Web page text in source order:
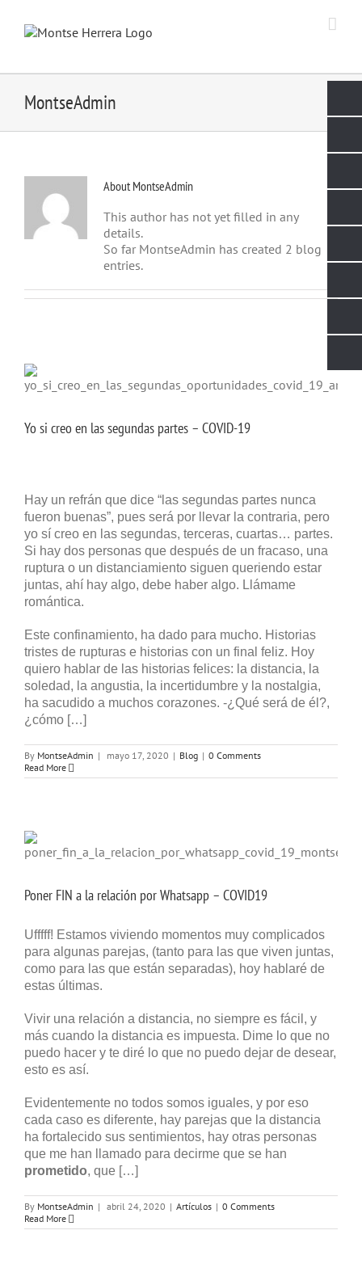
content
MontseAdmin
AboutMontseAdmin
This author has not yet filled in any
details.
So far MontseAdmin has created 2 blog
entries.
Yo si creo en las segundas partes – COVID-19
Hay un refrán que dice “las segundas partes nunca
fueron buenas”, pues será por llevar la contraria, pero
yo sí creo en las segundas, terceras, cuartas… partes.
Si hay dos personas que después de un fracaso, una
ruptura o un distanciamiento siguen queriendo estar
juntas, ahí hay algo, debe haber algo. Llámame
romántica.
Este confinamiento, ha dado para mucho. Historias
tristes de rupturas e historias con un final feliz. Hoy
quiero hablar de las historias felices: la distancia, la
soledad, la angustia, la incertidumbre y la nostalgia,
ha sacudido a muchos corazones. -¿Qué será de él?,
¿cómo […]
By MontseAdmin | mayo 17, 2020 | Blog | 0 Comments
Read More
Poner FIN a la relación por Whatsapp – COVID19
Ufffff! Estamos viviendo momentos muy complicados
para algunas parejas, (tanto para las que viven juntas,
como para las que están separadas), hoy hablaré de
estas últimas.
Vivir una relación a distancia, no siempre es fácil, y
más cuando la distancia es impuesta. Dime lo que no
puedo hacer y te diré lo que no puedo dejar de desear,
esto es así.
Evidentemente no todos somos iguales, y por eso
cada caso es diferente, hay parejas que la distancia
ha fortalecido sus sentimientos, hay otras personas
que me han llamado para decirme que se han
prometido, que […]
By MontseAdmin | abril 24, 2020 | Artículos | 0 Comments
Read More